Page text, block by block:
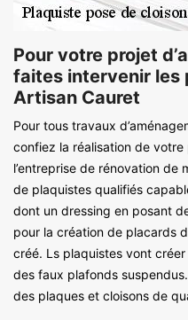
Pour votre projet
faites intervenir les
Artisan Cauret
Pour tous travaux
confiez la réalisation de
l’entreprise de rénovation de
de plaquistes qualifiés
dont un dressing en posant
pour la création de placards
créé. Ls plaquistes vont
des faux plafonds
des plaques et cloisons de